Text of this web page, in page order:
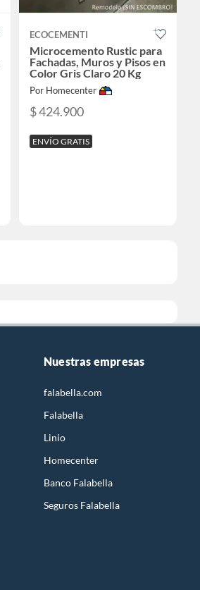
ECOCEMENTI
Microcemento Rustic para
Fachadas, Muros y Pisos en
Color Gris Claro 20 Kg
Por Homecenter
$ 424.900
ENVÍO GRATIS
Nuestras empresas
falabella.com
Falabella
Linio
Homecenter
Banco Falabella
Seguros Falabella